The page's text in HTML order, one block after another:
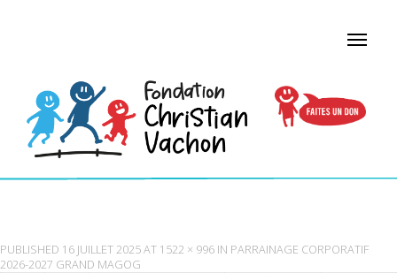
PUBLISHED 16 JUILLET 2025AT 1522 × 996 IN PARRAINAGE CORPORATIF
2026-2027 GRAND MAGOG